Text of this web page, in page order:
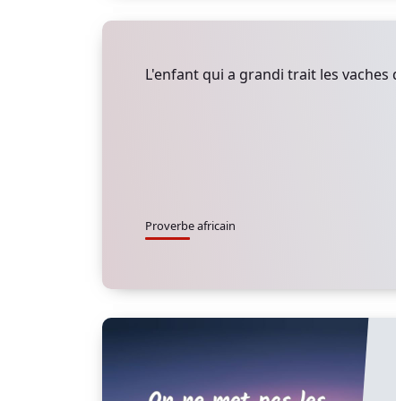
L'enfant qui a grandi trait les vaches
Proverbe africain